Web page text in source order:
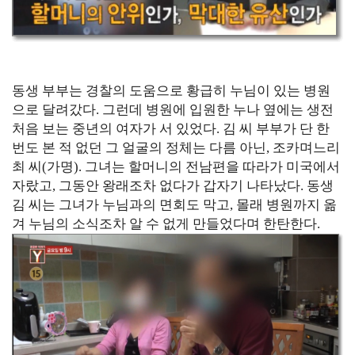
동생 부부는 경찰의 도움으로 황급히 누님이 있는 병원
으로 달려갔다. 그런데 병원에 입원한 누나 옆에는 생전
처음 보는 중년의 여자가 서 있었다. 김 씨 부부가 단 한
번도 본 적 없던 그 얼굴의 정체는 다름 아닌, 조카며느리
최 씨(가명). 그녀는 할머니의 전남편을 따라가 미국에서
자랐고, 그동안 왕래조차 없다가 갑자기 나타났다. 동생
김 씨는 그녀가 누님과의 면회도 막고, 몰래 병원까지 옮
겨 누님의 소식조차 알 수 없게 만들었다며 한탄한다.